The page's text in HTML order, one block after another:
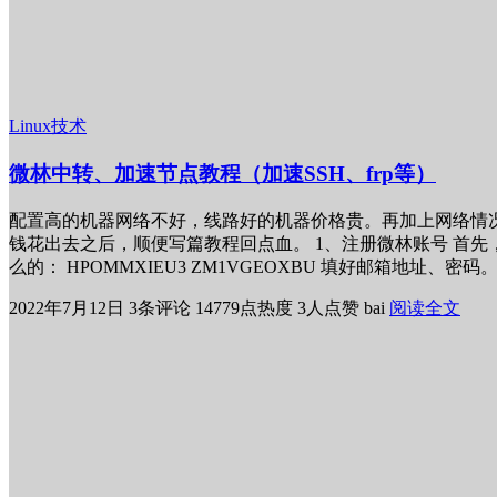
Linux技术
微林中转、加速节点教程（加速SSH、frp等）
配置高的机器网络不好，线路好的机器价格贵。再加上网络
钱花出去之后，顺便写篇教程回点血。 1、注册微林账号 首
么的： HPOMMXIEU3 ZM1VGEOXBU 填好邮箱地址、密
2022年7月12日 3条评论 14779点热度 3人点赞 bai 阅读全文